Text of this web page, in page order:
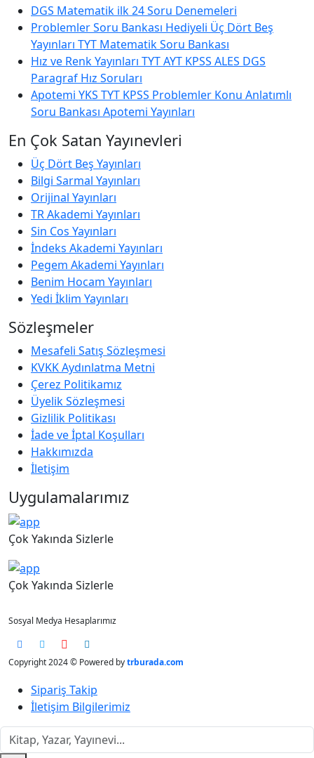
DGS Matematik ilk 24 Soru Denemeleri
Problemler Soru Bankası Hediyeli Üç Dört Beş
Yayınları TYT Matematik Soru Bankası
Hız ve Renk Yayınları TYT AYT KPSS ALES DGS
Paragraf Hız Soruları
Apotemi YKS TYT KPSS Problemler Konu Anlatımlı
Soru Bankası Apotemi Yayınları
En Çok Satan Yayınevleri
Üç Dört Beş Yayınları
Bilgi Sarmal Yayınları
Orijinal Yayınları
TR Akademi Yayınları
Sin Cos Yayınları
İndeks Akademi Yayınları
Pegem Akademi Yayınları
Benim Hocam Yayınları
Yedi İklim Yayınları
Sözleşmeler
Mesafeli Satış Sözleşmesi
KVKK Aydınlatma Metni
Çerez Politikamız
Üyelik Sözleşmesi
Gizlilik Politikası
İade ve İptal Koşulları
Hakkımızda
İletişim
Uygulamalarımız
Çok Yakında Sizlerle
Çok Yakında Sizlerle
Sosyal Medya Hesaplarımız
Copyright 2024 © Powered bytrburada.com
Sipariş Takip
İletişim Bilgilerimiz